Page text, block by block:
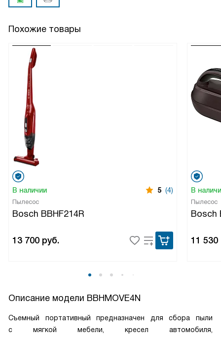
Похожие товары
В наличии 5 (4)
Пылесос
Bosch BBHF214R
13 700 руб.
В
Пылесос
Bosch
11 530
Описание модели BBHMOVE4N
Съемный портативный предназначен для сбора пыли
с мягкой мебели, кресел автомобиля,